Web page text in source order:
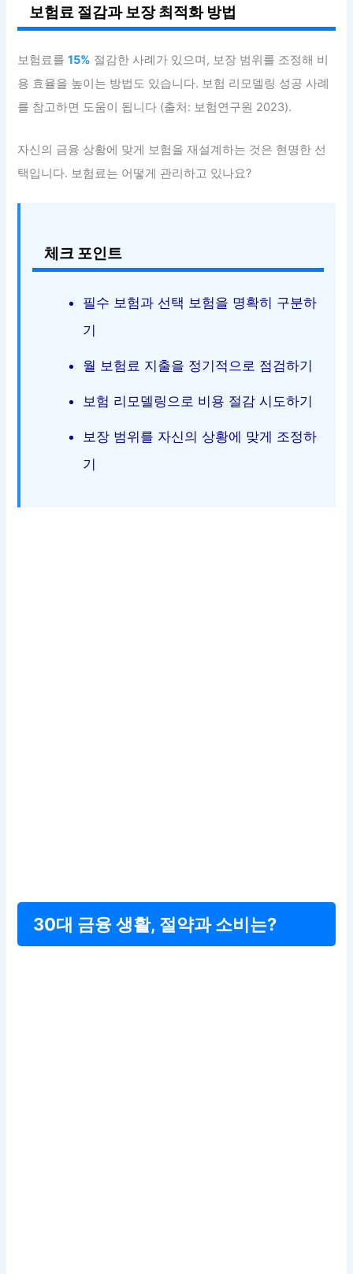
보험료 절감과 보장 최적화 방법
보험료를15% 절감한 사례가 있으며, 보장 범위를 조정해 비
용 효율을 높이는 방법도 있습니다. 보험 리모델링 성공 사례
를 참고하면 도움이 됩니다 (출처: 보험연구원 2023).
자신의 금융 상황에 맞게 보험을 재설계하는 것은 현명한 선
택입니다. 보험료는 어떻게 관리하고 있나요?
체크 포인트
필수 보험과 선택 보험을 명확히 구분하
기
월 보험료 지출을 정기적으로 점검하기
보험 리모델링으로 비용 절감 시도하기
보장 범위를 자신의 상황에 맞게 조정하
기
30대 금융 생활, 절약과 소비는?